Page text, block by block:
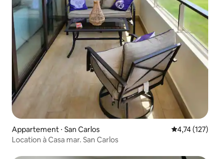
Appartement ⋅ San Carlos Évaluation
4,74 (127)
Location à Casa mar. San Carlos